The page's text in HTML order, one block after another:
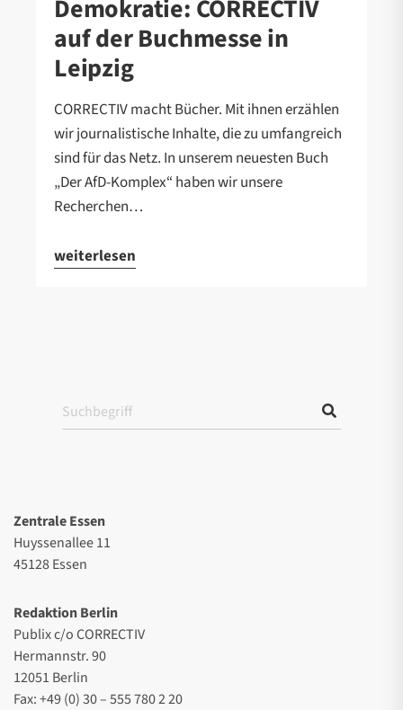
Demokratie: CORRECTIV
auf der Buchmesse in
Leipzig
CORRECTIV macht Bücher. Mit ihnen erzählen
wir journalistische Inhalte, die zu umfangreich
sind für das Netz. In unserem neuesten Buch
„Der AfD-Komplex“ haben wir unsere
Recherchen…
weiterlesen
Zentrale Essen
Huyssenallee 11
45128 Essen
Redaktion Berlin
Publix c/o CORRECTIV
Hermannstr. 90
12051 Berlin
Fax: +49 (0) 30 – 555 780 2 20